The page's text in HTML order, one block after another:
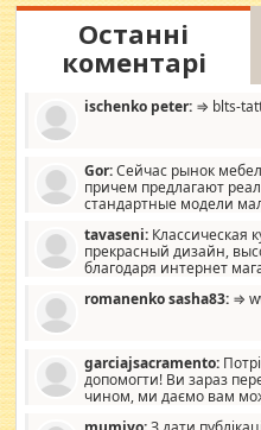
Останні
коментарі
ischenko peter: ⇒ blts-
Gor:Сейчас рынок
причем предлагают
стандартные модели
стандартные формы, в
со вкусом все в порядке, без
мебель, а это не последний
tavaseni: Классическая
прекрасный дизайн,
благодаря интернет
romanenko sasha83: ⇒
garciajsacramento:
допомогти! Ви зараз
чином, ми даємо вам